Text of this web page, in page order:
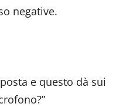
negative.
e questo dà sui